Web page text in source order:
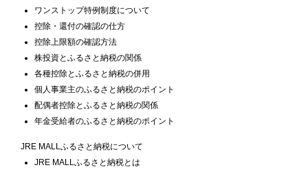
ワンストップ特例制度について
控除・還付の確認の仕方
控除上限額の確認方法
株投資とふるさと納税の関係
各種控除とふるさと納税の併用
個人事業主のふるさと納税のポイント
配偶者控除とふるさと納税の関係
年金受給者のふるさと納税のポイント
JRE MALLふるさと納税について
JRE MALLふるさと納税とは